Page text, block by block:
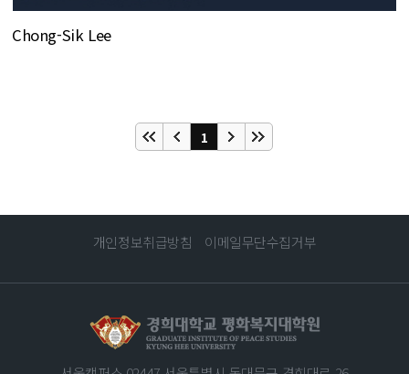
Chong-Sik Lee
1
개인정보취급방침 이메일무단수집거부